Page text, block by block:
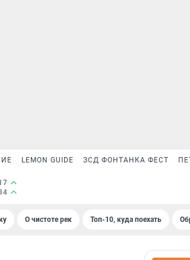
LEMON GUIDE ЗСД ФОНТАНКА ФЕСТ
О чистоте рек Топ-10, куда поехать